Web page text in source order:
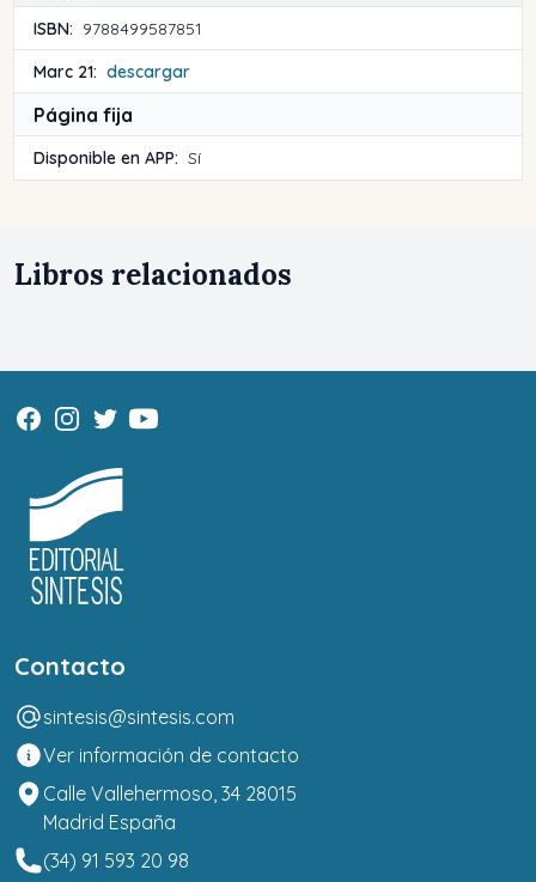
ISBN: 9788499587851
Marc 21: descargar
Página fija
Disponible en APP: Sí
Libros relacionados
Contacto
sintesis@sintesis.com
Ver información de contacto
Calle Vallehermoso, 34 28015
Madrid España
(34) 91 593 20 98